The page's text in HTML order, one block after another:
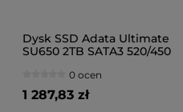
Dysk SSD Adata Ultimate
SU650 2TB SATA3 520/450
0 ocen
1 287,83 zł